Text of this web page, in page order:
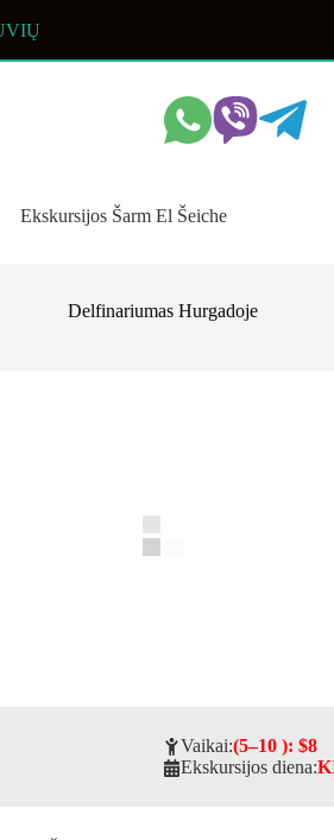
Ekskursijos Šarm El Šeiche
Delfinariumas Hurgadoje
Vaikai:(5–10 ): $8
Ekskursijos diena: